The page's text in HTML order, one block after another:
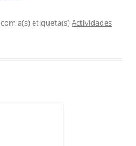
com a(s) etiqueta(s)Actividades